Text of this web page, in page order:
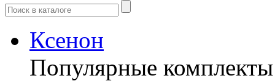
Ксенон
Популярные комплекты